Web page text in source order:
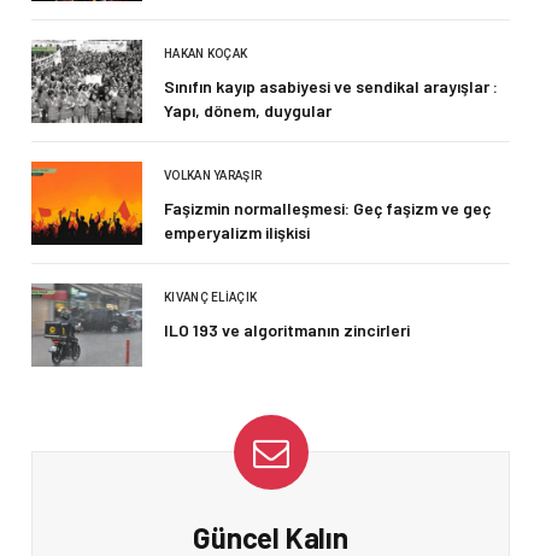
HAKAN KOÇAK
Sınıfın kayıp asabiyesi ve sendikal arayışlar :
Yapı, dönem, duygular
VOLKAN YARAŞIR
Faşizmin normalleşmesi: Geç faşizm ve geç
emperyalizm ilişkisi
KIVANÇ ELIAÇIK
ILO 193 ve algoritmanın zincirleri
Güncel Kalın